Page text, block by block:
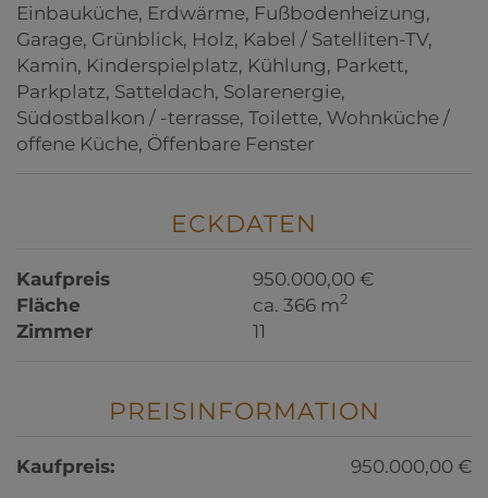
Einbauküche Erdwärme Fußbodenheizung
Garage Grünblick Holz Kabel / Satelliten-TV
Kamin Kinderspielplatz Kühlung Parkett
Parkplatz Satteldach Solarenergie
Südostbalkon / -terrasse Toilette Wohnküche /
offene Küche Öffenbare Fenster
ECKDATEN
Kaufpreis
950.000,00 €
Fläche
ca. 366 m2
Zimmer 11
PREISINFORMATION
Kaufpreis: 950.000,00 €